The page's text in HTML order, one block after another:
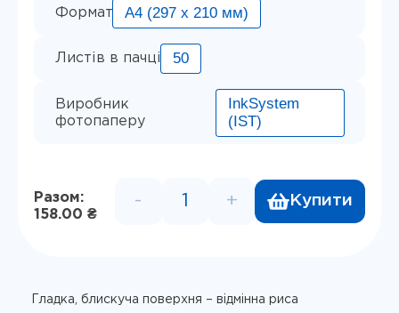
Формат А4 (297 x 210 мм)
Листів в пачці 50
Виробник
фотопаперу
InkSystem
(IST)
Разом:
158.00 ₴
Фотопапір глянець
- + Купити
Гладка, блискуча поверхня – відмінна риса